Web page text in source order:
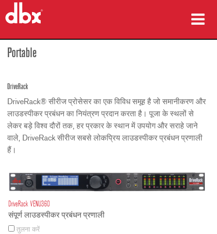
उत्पाद
प्रशिक्षण
सहायता
भाषा/क्षेत्र
Portable
DriveRack
DriveRack® सीरीज प्रोसेसर का एक विविध समूह है जो समानीकरण और
लाउडस्पीकर प्रबंधन का नियंत्रण प्रदान करता है। पूजा के स्थलों से
लेकर बड़े विश्व दौरों तक, हर प्रकार के स्थान में उपयोग और सराहे जाने
वाले, DriveRack सीरीज सबसे लोकप्रिय लाउडस्पीकर प्रबंधन प्रणाली
हैं।
DriveRack VENU360
संपूर्ण लाउडस्पीकर प्रबंधन प्रणाली
तुलना करें